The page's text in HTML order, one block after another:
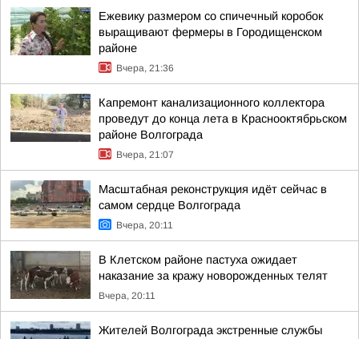
Ежевику размером со спичечный коробок
выращивают фермеры в Городищенском
районе
Вчера, 21:36
Капремонт канализационного коллектора
проведут до конца лета в Краснооктябрьском
районе Волгограда
Вчера, 21:07
Масштабная реконструкция идёт сейчас в
самом сердце Волгограда
Вчера, 20:11
В Клетском районе пастуха ожидает
наказание за кражу новорожденных телят
Вчера, 20:11
Жителей Волгограда экстренные службы